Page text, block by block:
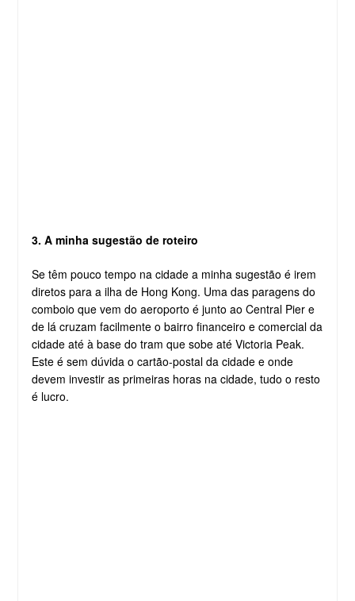
3. A minha sugestão de roteiro
Se têm pouco tempo na cidade a minha sugestão é irem
diretos para a ilha de Hong Kong. Uma das paragens do
comboio que vem do aeroporto é junto ao Central Pier e
de lá cruzam facilmente o bairro financeiro e comercial da
cidade até à base do tram que sobe até Victoria Peak.
Este é sem dúvida o cartão-postal da cidade e onde
devem investir as primeiras horas na cidade, tudo o resto
é lucro.